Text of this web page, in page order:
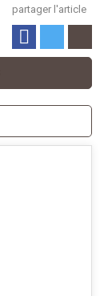
partager l'article